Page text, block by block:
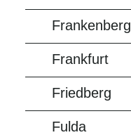
Frankenberg
Frankfurt
Friedberg
Fulda